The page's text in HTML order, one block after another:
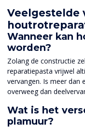
Veelgestelde
Wanneer kan
worden?
Zolang de constructie
reparatiepasta vrijwel
vervangen. Is meer dan
overweeg dan
Wat is het
plamuur?